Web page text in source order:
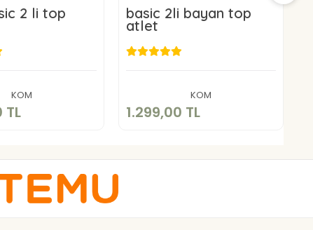
2 li top
KOM
TL
Sepete Ekle
basic 2li bayan top
atlet
KOM
1.299,00 TL
Sepete Ekle